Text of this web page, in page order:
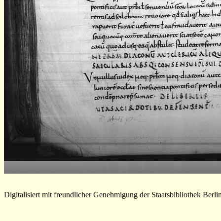
Digitalisiert mit freundlicher Genehmigung der Staatsbibliothek